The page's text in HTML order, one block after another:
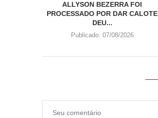
ALLYSON BEZERRA FOI
PROCESSADO POR DAR CALOTE
DEU...
Publicado: 07/08/2026